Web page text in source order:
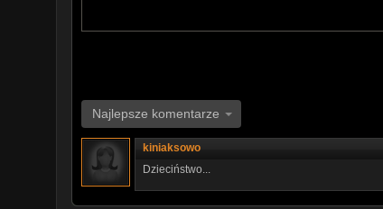
Najlepsze komentarze
kiniaksowo
Dzieciństwo...